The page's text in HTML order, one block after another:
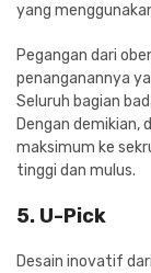
yang
Pegangan dari
penanganannya
Seluruh bagian
Dengan demikian,
maksimum ke
tinggi dan mulus.
5. U-Pick
Desain inovatif